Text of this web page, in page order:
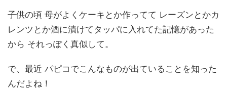
子供の頃 母がよくケーキとか作ってて レーズンとかカ
レンツとか酒に漬けてタッパに入れてた記憶があった
から それっぽく真似して。
で、最近 パピコでこんなものが出ていることを知った
んだよね！